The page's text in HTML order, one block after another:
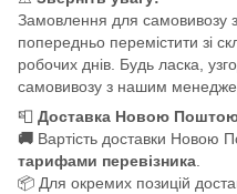
Замовлення для самовивозу
попередньо перемістити зі
робочих днів. Будь ласка,
самовивозу з нашим
📮 Доставка Новою
🚚 Вартість доставки Новою
тарифами перевізника
📦 Для окремих позицій